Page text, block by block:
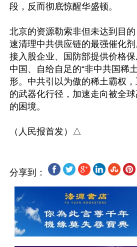
段，反而彻底惊醒华盛顿。
北京的资源勒索非但未达到目
速清理中共供应链的最强催化
接入股企业、国防部提供价格
中国、自给自足的“非中共国稀
形。中共引以为傲的稀土霸权
的武器化行径，加速走向被全
的困境。
分享到：